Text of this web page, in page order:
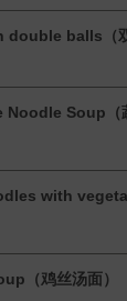
double balls（
Noodle Soup（
with
（鸡丝汤面）